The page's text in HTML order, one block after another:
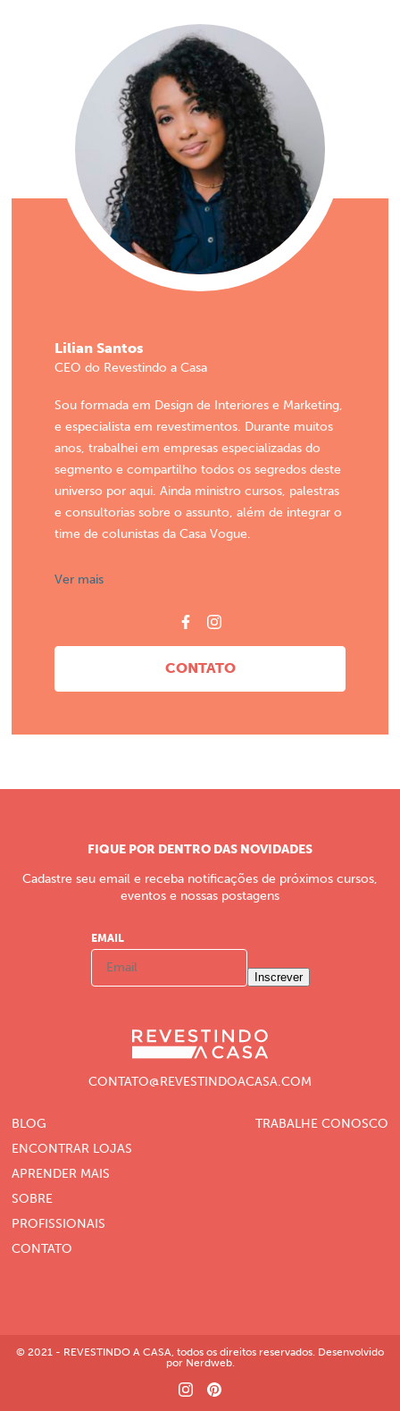
Lilian Santos
CEO do Revestindo a Casa
Sou formada em Design de Interiores e Marketing,
e especialista em revestimentos. Durante muitos
anos, trabalhei em empresas especializadas do
segmento e compartilho todos os segredos deste
universo por aqui. Ainda ministro cursos, palestras
e consultorias sobre o assunto, além de integrar o
time de colunistas da Casa Vogue.
Ver mais
CONTATO
FIQUE POR DENTRO DAS NOVIDADES
Cadastre seu email e receba notificações de próximos cursos,
eventos e nossas postagens
EMAIL
Inscrever
CONTATO@REVESTINDOACASA.COM
BLOG
ENCONTRAR LOJAS
APRENDER MAIS
SOBRE
PROFISSIONAIS
CONTATO
TRABALHE CONOSCO
© 2021 - REVESTINDO A CASA, todos os direitos reservados. Desenvolvido
por Nerdweb.